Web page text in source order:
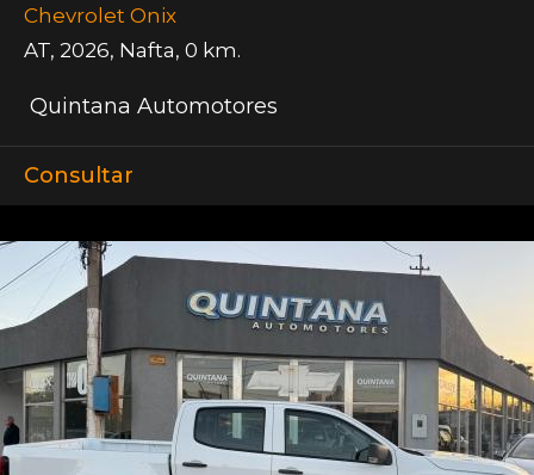
Chevrolet Onix
AT, 2026, Nafta, 0 km.
Quintana Automotores
Consultar